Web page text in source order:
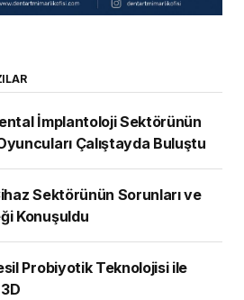
İmplantoloji Sektörünün
Çalıştayda Buluştu
Sektörünün Sorunları ve
Konuşuldu
Probiyotik Teknolojisi ile